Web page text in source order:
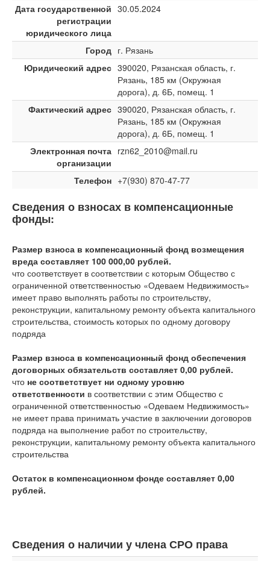
Дата государственной
регистрации
юридического лица
30.05.2024
Город г. Рязань
Юридический адрес 390020, Рязанская область, г.
Рязань, 185 км (Окружная
дорога), д. 6Б, помещ. 1
Фактический адрес 390020, Рязанская область, г.
Рязань, 185 км (Окружная
дорога), д. 6Б, помещ. 1
Электронная почта
организации
rzn62_2010@mail.ru
Телефон +7(930) 870-47-77
Сведения о взносах в компенсационные
фонды:
Размер взноса в компенсационный фонд возмещения
вреда составляет 100 000,00 рублей.
что соответствует в соответствии с которым Общество с
ограниченной ответственностью «Одеваем Недвижимость»
имеет право выполнять работы по строительству,
реконструкции, капитальному ремонту объекта капитального
строительства, стоимость которых по одному договору
подряда
Размер взноса в компенсационный фонд обеспечения
договорных обязательств составляет 0,00 рублей.
что не соответствует ни одному уровню
ответственности в соответствии с этим Общество с
ограниченной ответственностью «Одеваем Недвижимость»
не имеет права принимать участие в заключении договоров
подряда на выполнение работ по строительству,
реконструкции, капитальному ремонту объекта капитального
строительства
Остаток в компенсационном фонде составляет 0,00
рублей.
Сведения о наличии у члена СРО права